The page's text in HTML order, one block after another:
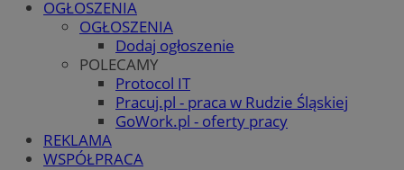
OGŁOSZENIA
OGŁOSZENIA
Dodaj ogłoszenie
POLECAMY
Protocol IT
Pracuj.pl - praca w Rudzie Śląskiej
GoWork.pl - oferty pracy
REKLAMA
WSPÓŁPRACA